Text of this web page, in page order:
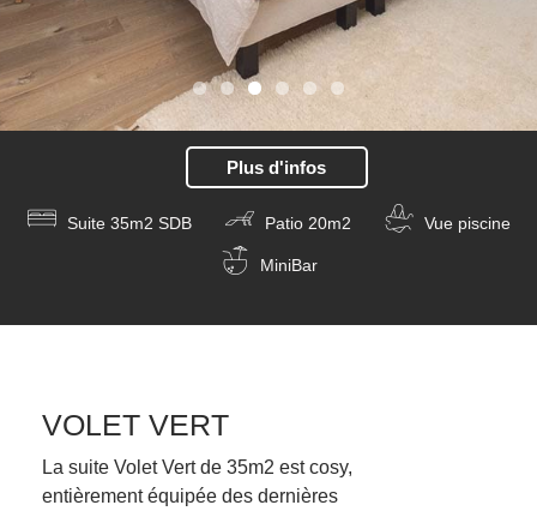
Plus d'infos
Suite 35m2 SDB Patio 20m2 Vue piscine
MiniBar
VOLET VERT
La suite Volet Vert de 35m2 est cosy,
entièrement équipée des dernières